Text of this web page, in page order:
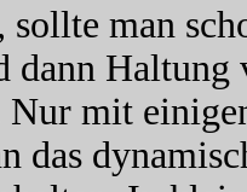
sollte man
dann
Nur mit
das